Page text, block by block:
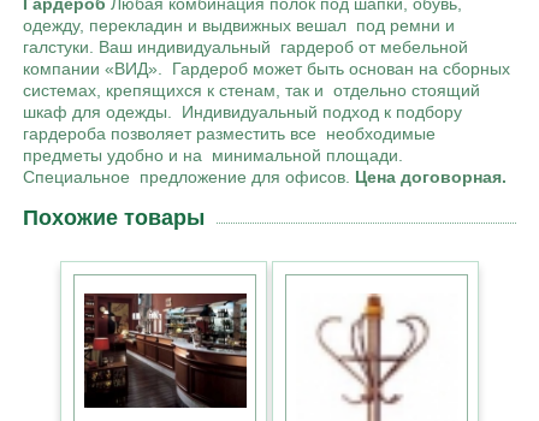
одежду, перекладин и выдвижных вешал под ремни и
галстуки. Ваш индивидуальный гардероб от мебельной
компании «ВИД». Гардероб может быть основан на сборных
системах, крепящихся к стенам, так и отдельно стоящий
шкаф для одежды. Индивидуальный подход к подбору
гардероба позволяет разместить все необходимые
предметы удобно и на минимальной площади.
Специальное предложение для офисов. Цена договорная.
Похожие товары